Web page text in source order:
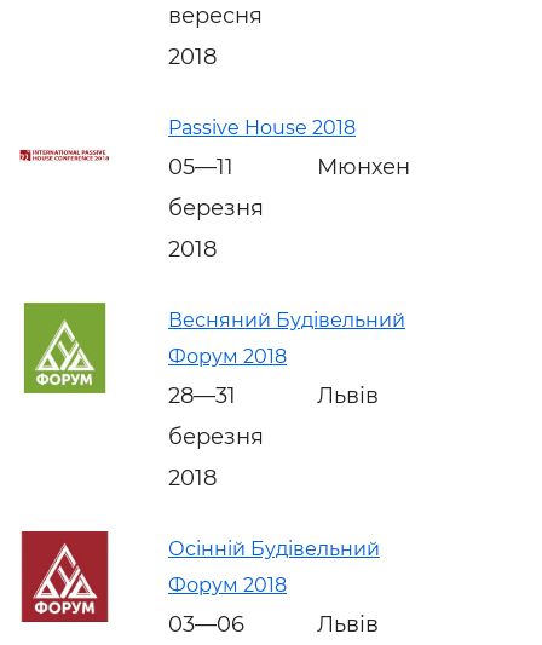
вересня
2018
Passive House 2018
05—11
березня
2018
Мюнхен
Весняний Будівельний
Форум 2018
28—31
березня
2018
Львів
Осінній Будівельний
Форум 2018
03—06
Львів